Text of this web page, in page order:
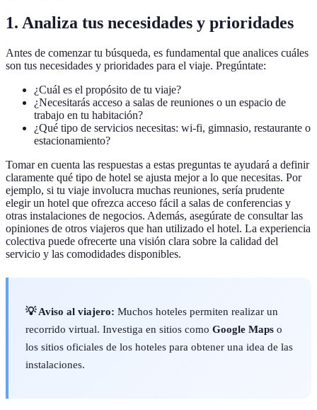
1. Analiza tus necesidades y prioridades
Antes de comenzar tu búsqueda, es fundamental que analices cuáles
son tus necesidades y prioridades para el viaje. Pregúntate:
¿Cuál es el propósito de tu viaje?
¿Necesitarás acceso a salas de reuniones o un espacio de
trabajo en tu habitación?
¿Qué tipo de servicios necesitas: wi-fi, gimnasio, restaurante o
estacionamiento?
Tomar en cuenta las respuestas a estas preguntas te ayudará a definir
claramente qué tipo de hotel se ajusta mejor a lo que necesitas. Por
ejemplo, si tu viaje involucra muchas reuniones, sería prudente
elegir un hotel que ofrezca acceso fácil a salas de conferencias y
otras instalaciones de negocios. Además, asegúrate de consultar las
opiniones de otros viajeros que han utilizado el hotel. La experiencia
colectiva puede ofrecerte una visión clara sobre la calidad del
servicio y las comodidades disponibles.
💡 Aviso al viajero: Muchos hoteles permiten realizar un
recorrido virtual. Investiga en sitios como Google Maps o
los sitios oficiales de los hoteles para obtener una idea de las
instalaciones.